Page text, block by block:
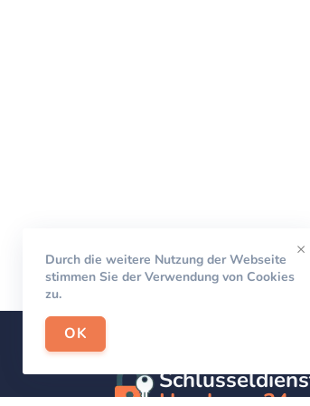
×
Durch die weitere Nutzung der Webseite
stimmen Sie der Verwendung von Cookies
zu.
OK